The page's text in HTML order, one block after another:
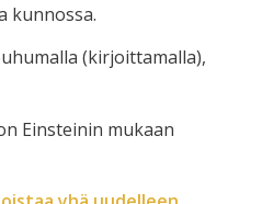
kunnossa.
(kirjoittamalla),
Einsteinin mukaan